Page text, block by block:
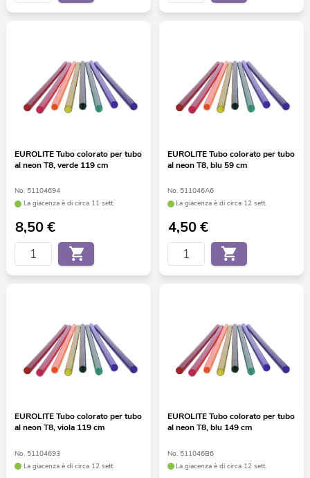
EUROLITE Tubo colorato per tubo
al neon T8, verde 119 cm
No. 51104694
La giacenza è di circa 11 sett.
8,50€
EUROLITE Tubo colorato per tubo
al neon T8, blu 59 cm
No. 511046A6
La giacenza è di circa 12 sett.
4,50€
EUROLITE Tubo colorato per tubo
al neon T8, viola 119 cm
No. 51104693
La giacenza è di circa 12 sett.
EUROLITE Tubo colorato per tubo
al neon T8, blu 149 cm
No. 511046B6
La giacenza è di circa 12 sett.